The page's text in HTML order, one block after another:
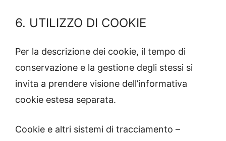
6. UTILIZZO DI COOKIE
Per la descrizione dei cookie, il tempo di
conservazione e la gestione degli stessi si
invita a prendere visione dell’informativa
cookie estesa separata.
Cookie e altri sistemi di tracciamento –